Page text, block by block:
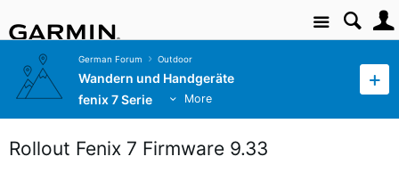
Site
German Forum Outdoor
Wandern und Handgeräte
fenix 7 Serie
More
Rollout Fenix 7 Firmware 9.33